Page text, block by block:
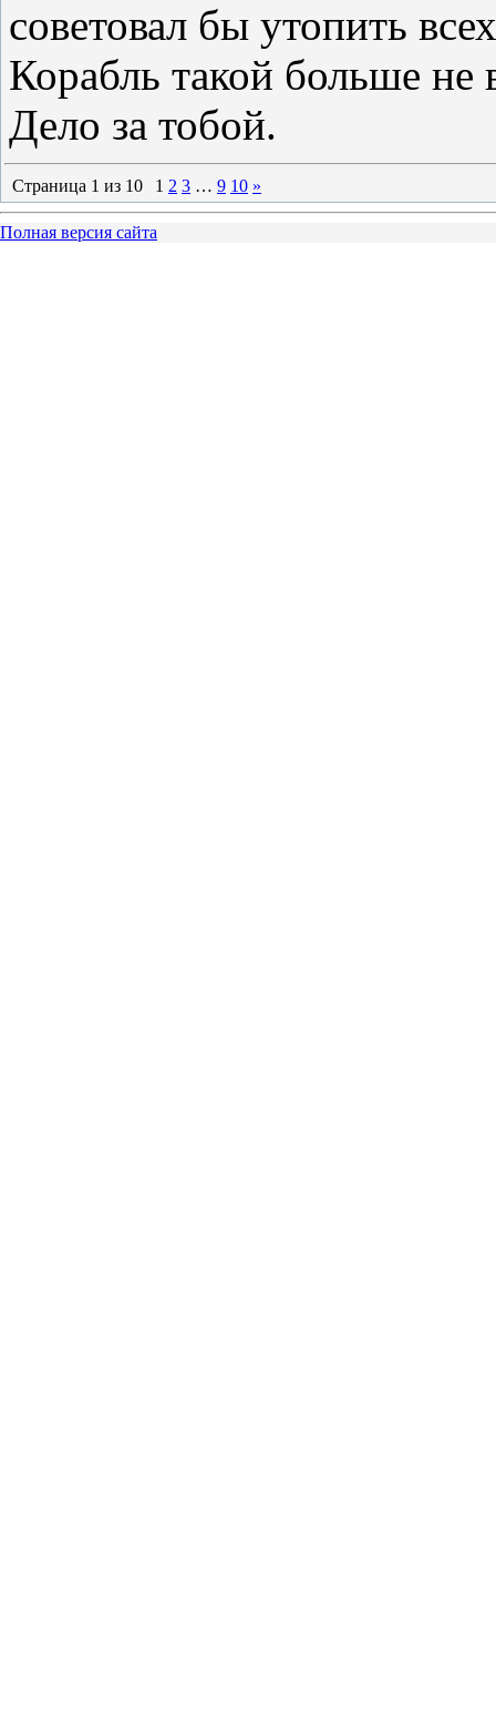
советовал бы утопить
Корабль такой больше
Дело за тобой.
Страница 1 из 10 1 2 3 … 9 10 »
Полная версия сайта